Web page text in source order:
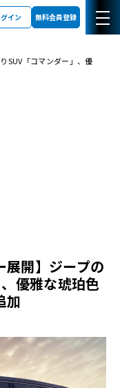
イン 無料会員登録
SUV「コマンダー」、優
展開】ジープの
優雅な琥珀色
加